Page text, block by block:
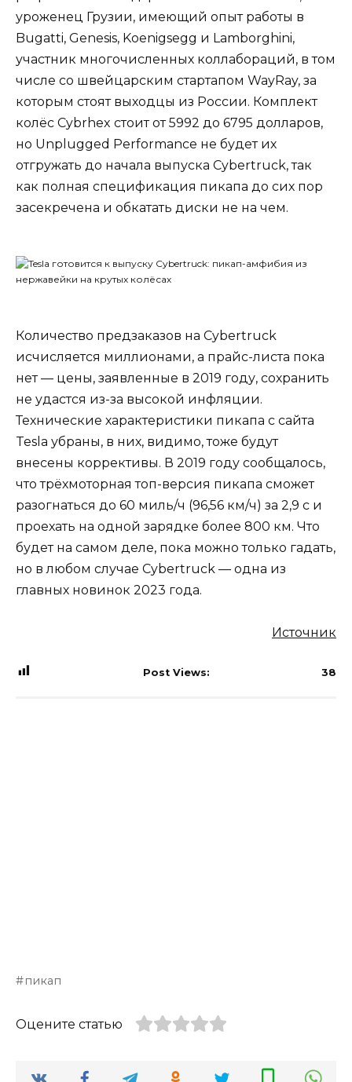
уроженец Грузии, имеющий опыт работы в
Bugatti, Genesis, Koenigsegg и Lamborghini,
участник многочисленных коллабораций, в том
числе со швейцарским стартапом WayRay, за
которым стоят выходцы из России. Комплект
колёс Cybrhex стоит от 5992 до 6795 долларов,
но Unplugged Performance не будет их
отгружать до начала выпуска Cybertruck, так
как полная спецификация пикапа до сих пор
засекречена и обкатать диски не на чем.
Количество предзаказов на Cybertruck
исчисляется миллионами, а прайс-листа пока
нет — цены, заявленные в 2019 году, сохранить
не удастся из-за высокой инфляции.
Технические характеристики пикапа с сайта
Tesla убраны, в них, видимо, тоже будут
внесены коррективы. В 2019 году сообщалось,
что трёхмоторная топ-версия пикапа сможет
разогнаться до 60 миль/ч (96,56 км/ч) за 2,9 с и
проехать на одной зарядке более 800 км. Что
будет на самом деле, пока можно только гадать,
но в любом случае Cybertruck — одна из
главных новинок 2023 года.
Источник
Post Views: 38
пикап
Оцените статью